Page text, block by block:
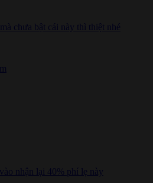
chưa bật cái này thì thiệt nhé
nhận lại 40% phí lẹ này